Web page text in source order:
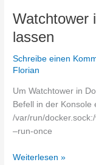
Watchtower
lassen
Schreibe einen
Florian
Um Watchtower in
Befell in der
/var/run/
–run-once
Watchtower
Weiterlesen »